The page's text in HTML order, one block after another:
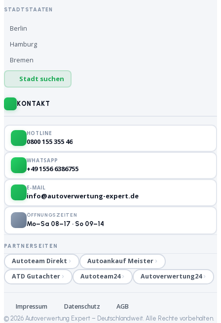
STADTSTAATEN
Berlin
Hamburg
Bremen
Stadt suchen
KONTAKT
HOTLINE
0800 155 355 46
WHATSAPP
+49 1556 6386755
E-MAIL
info@autoverwertung-expert.de
ÖFFNUNGSZEITEN
Mo–Sa 08–17 · So 09–14
PARTNERSEITEN
Autoteam Direkt
Autoankauf Meister
ATD Gutachter
Autoteam24 Autoverwertung24
Impressum Datenschutz AGB
© 2026 Autoverwertung Expert – Deutschlandweit. Alle Rechte vorbehalten.